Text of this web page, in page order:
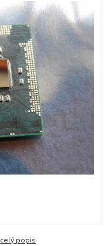
celý popis